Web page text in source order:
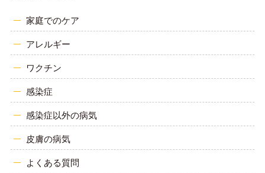
家庭でのケア
アレルギー
ワクチン
感染症
感染症以外の病気
皮膚の病気
よくある質問